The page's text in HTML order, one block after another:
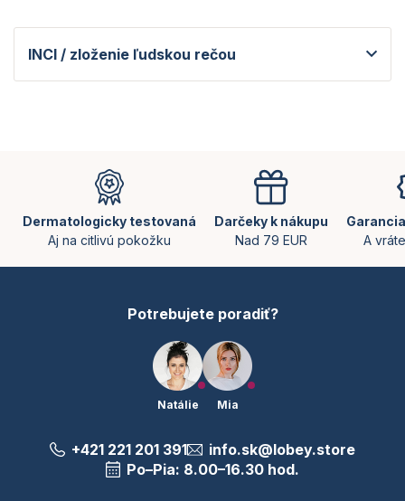
INCI / zloženie ľudskou rečou
Dermatologicky testovaná
Aj na citlivú pokožku
Darčeky k nákupu
Nad 79 EUR
A
Potrebujete poradiť?
Natálie Mia
+421 221 201 391
info.sk@lobey.store
Po–Pia: 8.00–16.30 hod.